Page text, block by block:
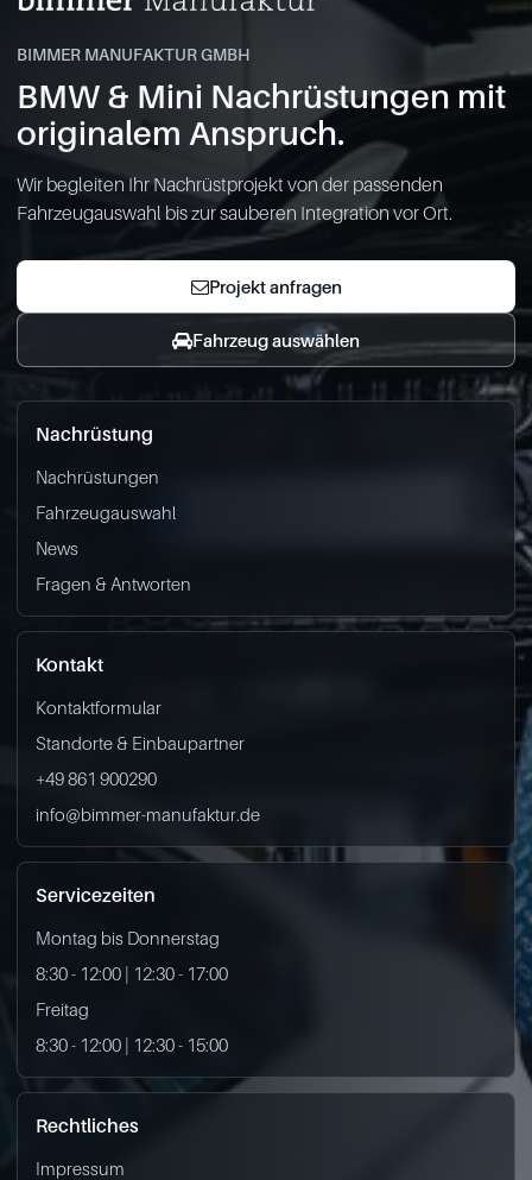
BIMMER MANUFAKTUR GMBH
BMW & Mini Nachrüstungen mit
originalem Anspruch.
Wir begleiten Ihr Nachrüstprojekt von der passenden
Fahrzeugauswahl bis zur sauberen Integration vor Ort.
Projekt anfragen
Fahrzeug auswählen
Nachrüstung
Nachrüstungen
Fahrzeugauswahl
News
Fragen & Antworten
Kontakt
Kontaktformular
Standorte & Einbaupartner
+49 861 900290
info@bimmer-manufaktur.de
Servicezeiten
Montag bis Donnerstag
8:30 - 12:00 | 12:30 - 17:00
Freitag
8:30 - 12:00 | 12:30 - 15:00
Rechtliches
Impressum